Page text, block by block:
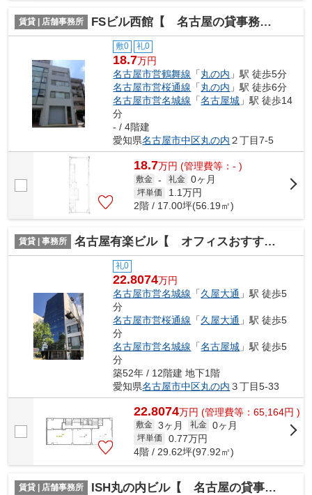
賃貸 | 店舗事務所 FSビル西館【 名古屋の貸事務所・貸オフィス 】
敷0 礼0
18.7万円
名古屋市営鶴舞線 「丸の内 」駅 徒歩5分
名古屋市営桜通線 「丸の内 」駅 徒歩6分
名古屋市営名城線 「名古屋城 」駅 徒歩14
分
- / 4階建
愛知県名古屋市中区丸の内 ２丁目7-5
18.7万円 (管理費等：- )
敷金 - 礼金 0ヶ月
坪単価 1.1万円
2階 / 17.00坪(56.19㎡)
賃貸 | 事務所 名古屋有楽ビル【 オフィスおすすめ 】
礼0
22.8074万円
名古屋市営名城線 「久屋大通 」駅 徒歩5
分
名古屋市営桜通線 「久屋大通 」駅 徒歩5
分
名古屋市営名城線 「名古屋城 」駅 徒歩5
分
築52年 / 12階建 地下1階
愛知県名古屋市中区丸の内 ３丁目5-33
22.8074万円 (管理費等：65,164円 )
敷金 3ヶ月 礼金 0ヶ月
坪単価 0.77万円
4階 / 29.62坪(97.92㎡)
賃貸 | 店舗事務所 ISH丸の内ビル【 名古屋の貸事務所・貸オフィス 】